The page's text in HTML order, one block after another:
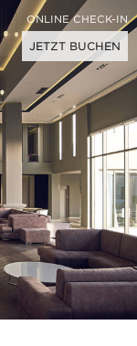
ONLINE CHECK-IN
JETZT BUCHEN